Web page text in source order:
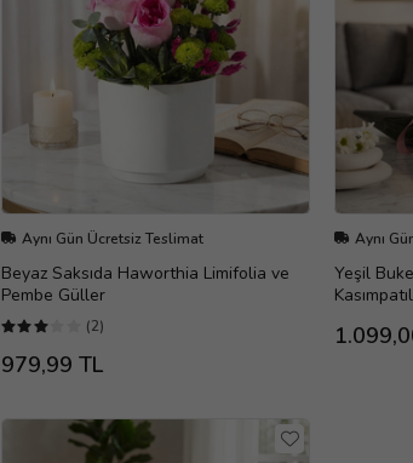
Aynı Gün Ücretsiz Teslimat
Beyaz Saksıda Haworthia Limifolia ve
Pembe Güller
(2)
979,99 TL
Aynı
Yeşil